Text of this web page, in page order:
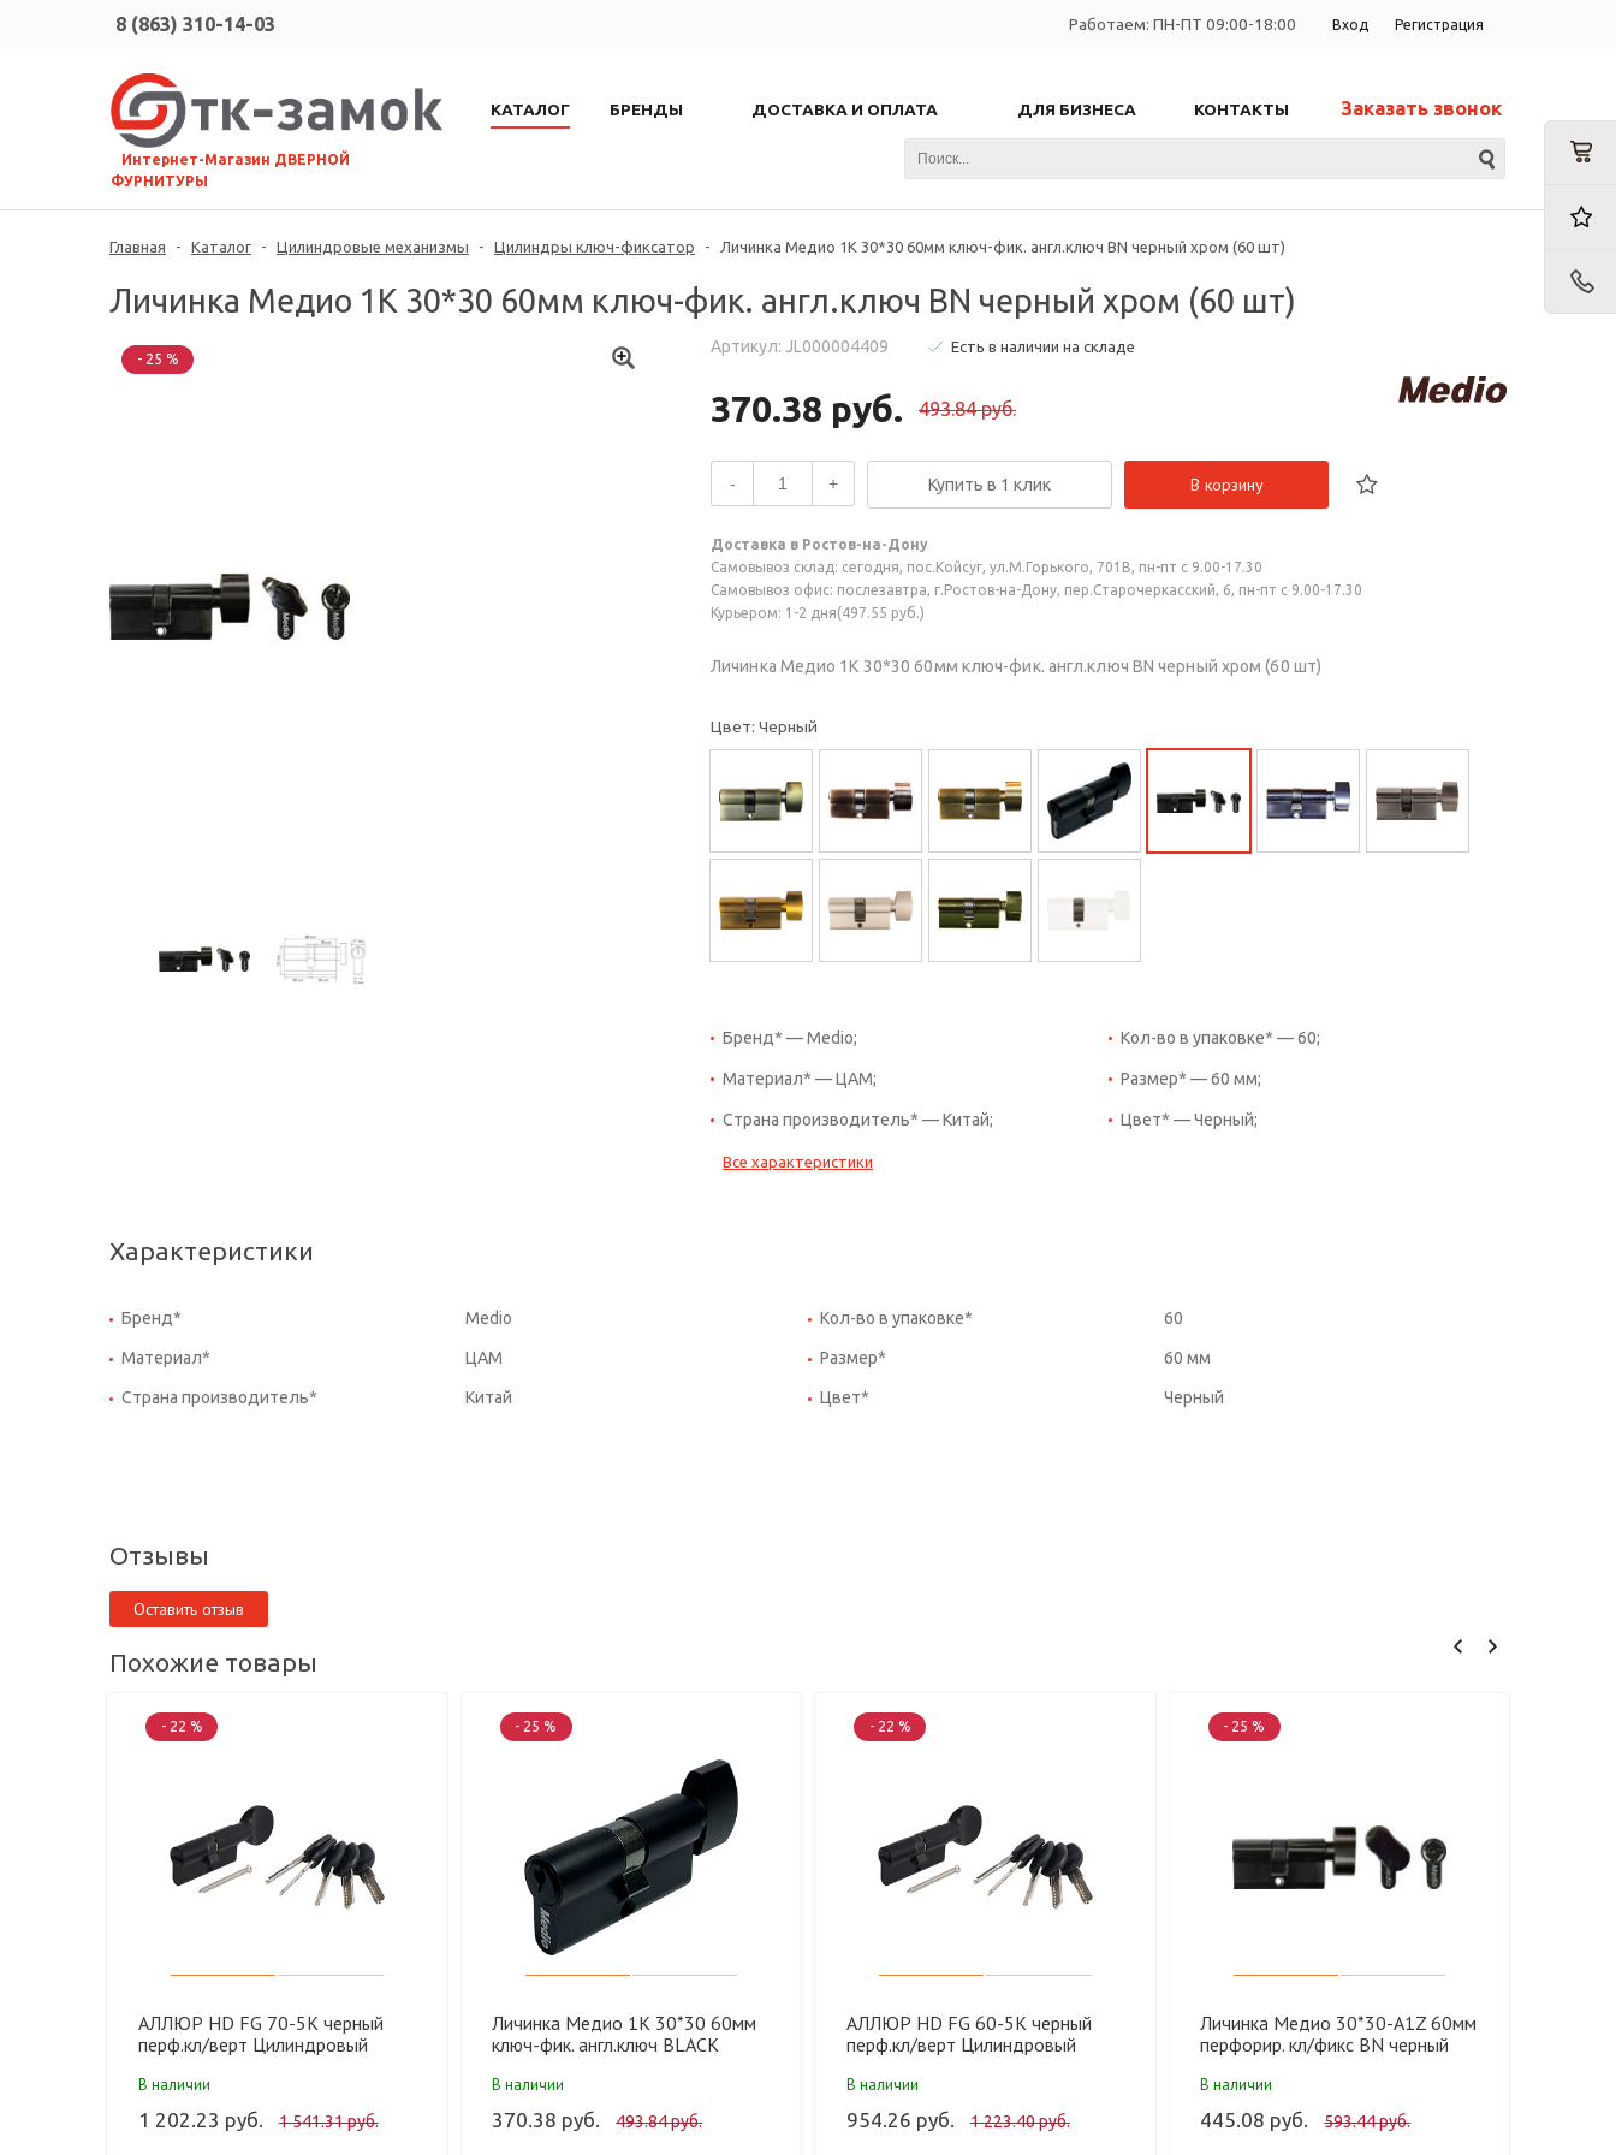
Вход Регистрация
Работаем: ПН-ПТ 09:00-18:00
8 (863) 310-14-03
⠀Интернет-Магазин ДВЕРНОЙ
ФУРНИТУРЫ
КАТАЛОГ БРЕНДЫ ДОСТАВКА И ОПЛАТА ДЛЯ БИЗНЕСА КОНТАКТЫ Заказать звонок
Главная - Каталог - Цилиндровые механизмы - Цилиндры ключ-фиксатор - Личинка Медио 1K 30*30 60мм ключ-фик. англ.ключ BN черный хром (60 шт)
Личинка Медио 1K 30*30 60мм ключ-фик. англ.ключ BN черный хром (60 шт)
- 25 %
Артикул: JL000004409 Есть в наличии на складе
370.38 руб. 493.84 руб.
- + Купить в 1 клик В корзину
Доставка в Ростов-на-Дону
Самовывоз склад: сегодня, пос.Койсуг, ул.М.Горького, 701В, пн-пт с 9.00-17.30
Самовывоз офис: послезавтра, г.Ростов-на-Дону, пер.Старочеркасский, 6, пн-пт с 9.00-17.30
Курьером: 1-2 дня(497.55 руб.)
Личинка Медио 1K 30*30 60мм ключ-фик. англ.ключ BN черный хром (60 шт)
Цвет: Черный
Бренд* — Medio; Кол-во в упаковке* — 60;
Материал* — ЦАМ; Размер* — 60 мм;
Страна производитель* — Китай; Цвет* — Черный;
Все характеристики
Характеристики
Бренд* Medio Кол-во в упаковке* 60
Материал* ЦАМ Размер* 60 мм
Страна производитель* Китай Цвет* Черный
Отзывы
Оставить отзыв
Похожие товары
- 22 %
АЛЛЮР HD FG 70-5К черный
перф.кл/верт Цилиндровый
В наличии
1 202.23 руб. 1 541.31 руб.
- 25 %
Личинка Медио 1K 30*30 60мм
ключ-фик. англ.ключ BLACK
В наличии
370.38 руб. 493.84 руб.
- 22 %
АЛЛЮР HD FG 60-5К черный
перф.кл/верт Цилиндровый
В наличии
954.26 руб. 1 223.40 руб.
- 25 %
Личинка Медио 30*30-A1Z 60мм
перфорир. кл/фикс BN черный
В наличии
445.08 руб. 593.44 руб.